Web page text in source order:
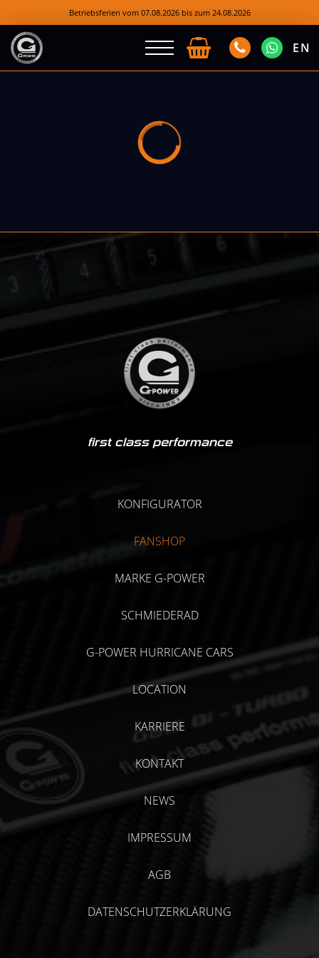
Betriebsferien vom 07.08.2026 bis zum 24.08.2026
EN
first class performance
KONFIGURATOR
FANSHOP
MARKE G-POWER
SCHMIEDERAD
G-POWER HURRICANE CARS
LOCATION
KARRIERE
KONTAKT
NEWS
IMPRESSUM
AGB
DATENSCHUTZERKLÄRUNG